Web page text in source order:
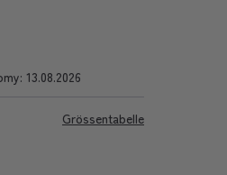
13.08.2026
Grössentabelle